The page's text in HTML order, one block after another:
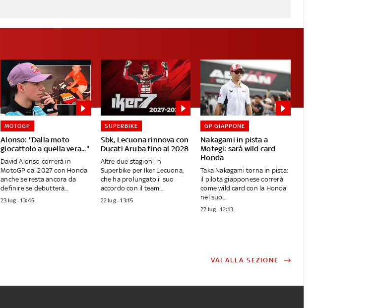
Alonso: "Dalla moto
giocattolo a quella vera..."
MOTOGP
David Alonso correrà in
MotoGP dal 2027 con Honda
anche se resta ancora da
definire se debutterà...
23 lug - 13:45
Sbk, Lecuona rinnova con
Ducati Aruba fino al 2028
SUPERBIKE
Altre due stagioni in
Superbike per Iker Lecuona,
che ha prolungato il suo
accordo con il team...
22 lug - 13:15
Nakagami in pista a
Motegi: sarà wild card
Honda
GP GIAPPONE
Taka Nakagami torna in pista:
il pilota giapponese correrà
come wild card con la Honda
nel suo...
22 lug - 12:13
VAI ALLA SEZIONE